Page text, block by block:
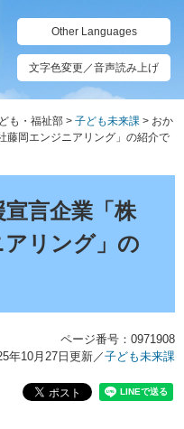
Other Languages
文字色変更／音声読み上げ
も・福祉部 > 子ども未来課 > おか
藤岡エンジニアリング」の紹介で
言企業「株
リング」の
ページ番号：0971908
年10月27日更新／子ども未来課